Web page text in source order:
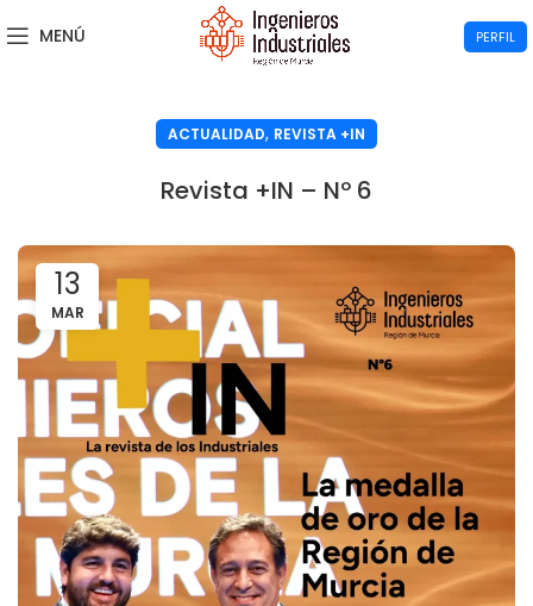
MENÚ PERFIL
ACTUALIDAD, REVISTA +IN
Revista +IN – Nº 6
13
MAR